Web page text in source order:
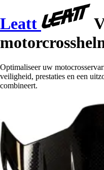
Leatt
Optimaliseer uw
veiligheid, prestaties en een
combineert.